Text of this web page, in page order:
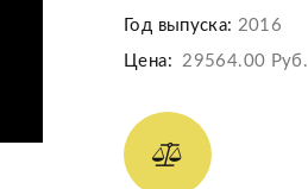
Год выпуска: 2016
Цена: 29564.00 Руб.